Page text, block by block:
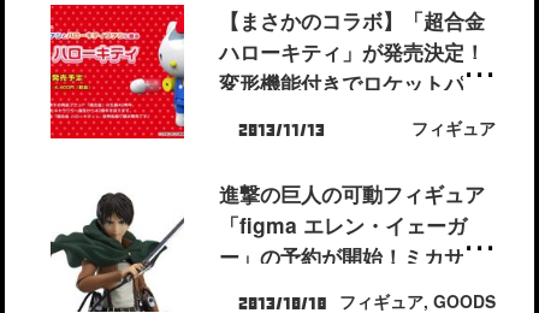
【まさかのコラボ】「超合金
ハローキティ」が発売決定！
変形機能付きでロケットパン
2013/11/13 フィギュア
進撃の巨人の可動フィギュア
「figma エレン・イェーガ
ー」の予約が開始！ミカサと
揃えて駆逐させたい！
2013/10/18 フィギュア,GOODS